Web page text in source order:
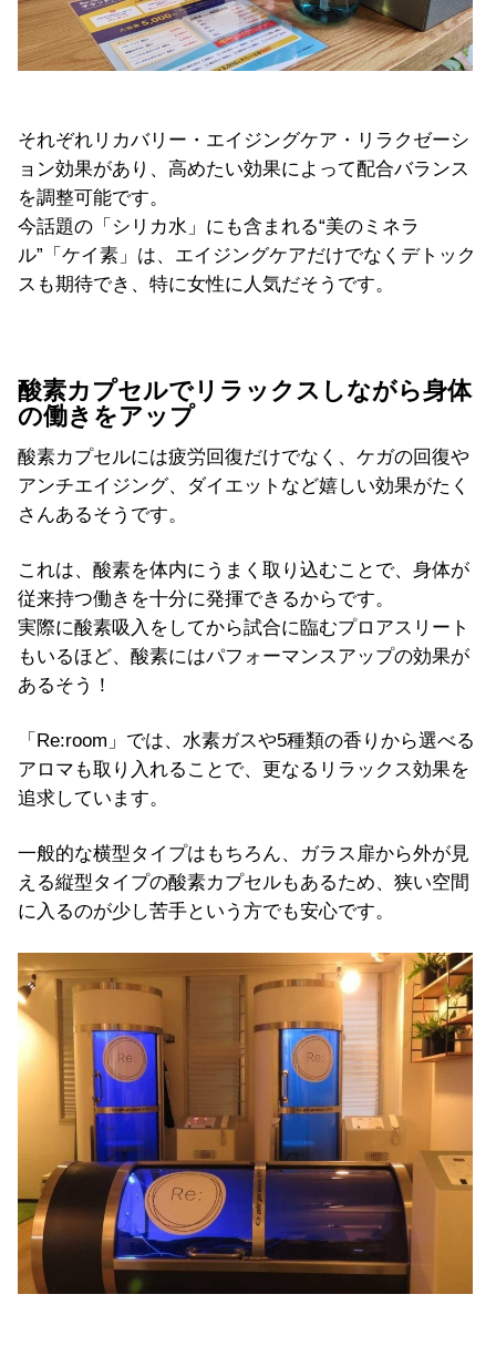
それぞれリカバリー・エイジングケア・リラクゼーシ
ョン効果があり、高めたい効果によって配合バランス
を調整可能です。
今話題の「シリカ水」にも含まれる“美のミネラ
ル”「ケイ素」は、エイジングケアだけでなくデトック
スも期待でき、特に女性に人気だそうです。
酸素カプセルでリラックスしながら身体
の働きをアップ
酸素カプセルには疲労回復だけでなく、ケガの回復や
アンチエイジング、ダイエットなど嬉しい効果がたく
さんあるそうです。
これは、酸素を体内にうまく取り込むことで、身体が
従来持つ働きを十分に発揮できるからです。
実際に酸素吸入をしてから試合に臨むプロアスリート
もいるほど、酸素にはパフォーマンスアップの効果が
あるそう！
「Re:room」では、水素ガスや5種類の香りから選べる
アロマも取り入れることで、更なるリラックス効果を
追求しています。
一般的な横型タイプはもちろん、ガラス扉から外が見
える縦型タイプの酸素カプセルもあるため、狭い空間
に入るのが少し苦手という方でも安心です。